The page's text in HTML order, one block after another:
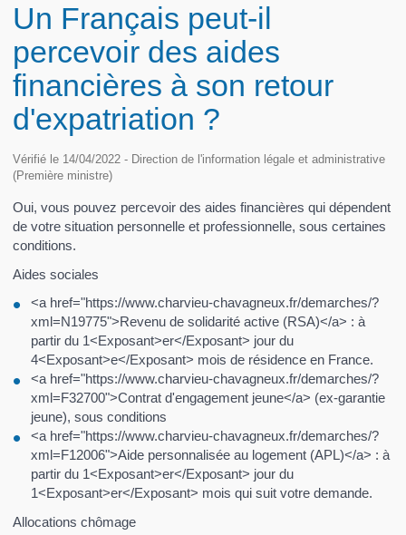
Un Français peut-il
percevoir des aides
financières à son retour
d'expatriation ?
Vérifié le 14/04/2022 - Direction de l'information légale et administrative
(Première ministre)
Oui, vous pouvez percevoir des aides financières qui dépendent
de votre situation personnelle et professionnelle, sous certaines
conditions.
Aides sociales
<a href="https://www.charvieu-chavagneux.fr/demarches/?
xml=N19775">Revenu de solidarité active (RSA)</a> : à
partir du 1<Exposant>er</Exposant> jour du
4<Exposant>e</Exposant> mois de résidence en France.
<a href="https://www.charvieu-chavagneux.fr/demarches/?
xml=F32700">Contrat d'engagement jeune</a> (ex-garantie
jeune), sous conditions
<a href="https://www.charvieu-chavagneux.fr/demarches/?
xml=F12006">Aide personnalisée au logement (APL)</a> : à
partir du 1<Exposant>er</Exposant> jour du
1<Exposant>er</Exposant> mois qui suit votre demande.
Allocations chômage